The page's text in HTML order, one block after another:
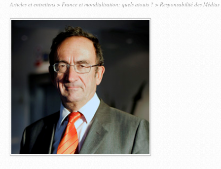
Articles et entretiens > France et mondialisation: quels atouts ? > Responsabilité des Médias